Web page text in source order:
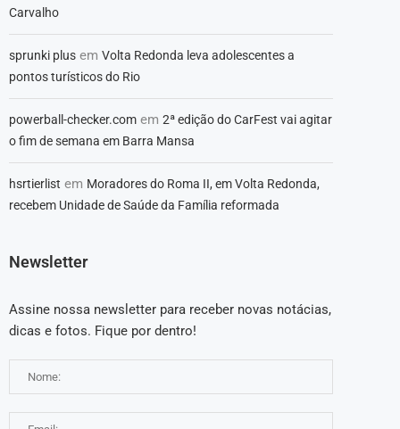
Carvalho
sprunki plus em Volta Redonda leva adolescentes a
pontos turísticos do Rio
powerball-checker.com em 2ª edição do CarFest vai agitar
o fim de semana em Barra Mansa
hsrtierlist em Moradores do Roma II, em Volta Redonda,
recebem Unidade de Saúde da Família reformada
Newsletter
Assine nossa newsletter para receber novas notácias,
dicas e fotos. Fique por dentro!